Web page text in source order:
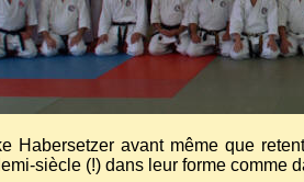
Habersetzer avant même que
siècle (!) dans leur forme comme